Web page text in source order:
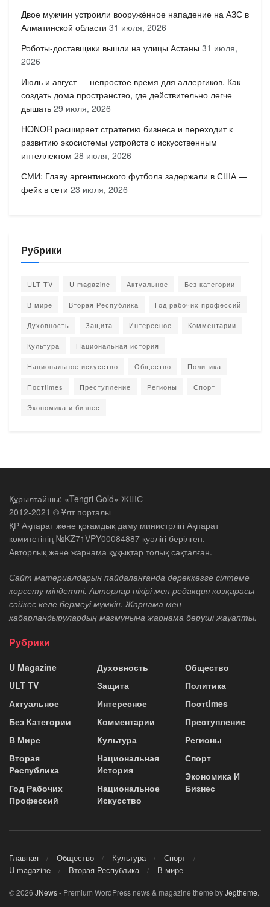
Двое мужчин устроили вооружённое нападение на АЗС в
Алматинской области 31 июля, 2026
Роботы-доставщики вышли на улицы Астаны 31 июля,
2026
Июль и август — непростое время для аллергиков. Как
создать дома пространство, где действительно легче
дышать 29 июля, 2026
HONOR расширяет стратегию бизнеса и переходит к
развитию экосистемы устройств с искусственным
интеллектом 28 июля, 2026
СМИ: Главу аргентинского футбола задержали в США —
фейк в сети 23 июля, 2026
Рубрики
ULT TV U magazine Актуальное Без категории
В мире Вторая Республика Год рабочих профессий
Духовность Защита Интересное Комментарии
Культура Национальная история
Национальное искусство Общество Политика
Постtimes Преступление Регионы Спорт
Экономика и бизнес
Құрылтайшы: «Tengri Gold» ЖШС
2012-2021 © Ұлт порталы
ҚР Ақпарат және қоғамдық даму министрлігі Ақпарат
комитетінің №KZ71VPY00084887 куәлігі берілген.
Авторлық және жарнама құқықтар толық сақталған.
Сайт материалдарын пайдаланғанда дереккөзге сілтеме
көрсету міндетті. Авторлар пікірі мен редакция көзқарасы
сәйкес келе бермеуі мүмкін. Жарнама мен
хабарландырулардың мазмұнына жарнама беруші жауапты.
Рубрики
U Magazine
ULT TV
Актуальное
Без Категории
В Мире
Вторая
Республика
Год Рабочих
Профессий
Духовность
Защита
Интересное
Комментарии
Культура
Национальная
История
Национальное
Искусство
Общество
Политика
Постtimes
Преступление
Регионы
Спорт
Экономика И
Бизнес
Главная Общество Культура
Спорт
U magazine
Вторая Республика В мире
© 2026 JNews- Premium WordPress news & magazine theme byJegtheme.